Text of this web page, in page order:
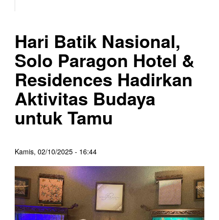
Hari Batik Nasional,
Solo Paragon Hotel &
Residences Hadirkan
Aktivitas Budaya
untuk Tamu
Kamis, 02/10/2025 - 16:44